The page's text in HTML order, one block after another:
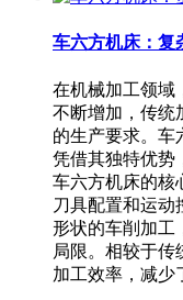
车六方机床：复
在机械加工领域
不断增加，传统
的生产要求。车
凭借其独特优势
车六方机床的核
刀具配置和运动
形状的车削加工
局限。相较于传
加工效率，减少